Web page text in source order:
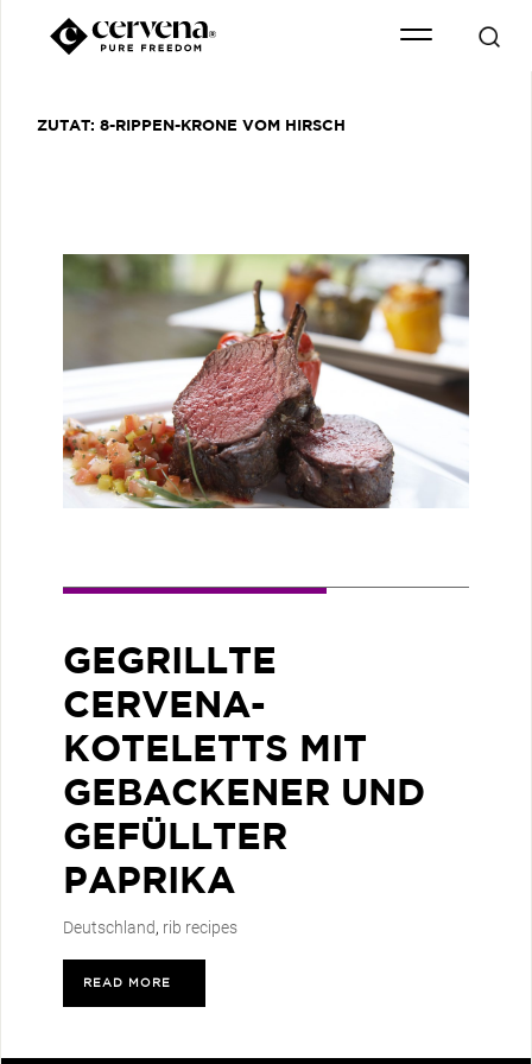
ZUTAT: 8-RIPPEN-KRONE VOM HIRSCH
GEGRILLTE
CERVENA-
KOTELETTS MIT
GEBACKENER UND
GEFÜLLTER
PAPRIKA
Deutschland, rib recipes
READ MORE